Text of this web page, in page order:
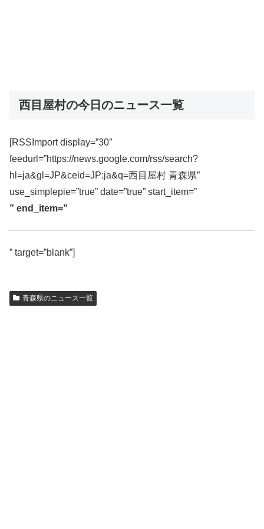
西目屋村の今日のニュース一覧
[RSSImport display=”30″
feedurl=”https://news.google.com/rss/search?
hl=ja&gl=JP&ceid=JP:ja&q=西目屋村 青森県”
use_simplepie=”true” date=”true” start_item=”
” end_item=”
” target=”blank”]
青森県のニュース一覧